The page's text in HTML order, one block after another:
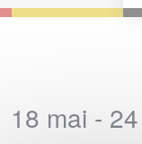
18 mai -